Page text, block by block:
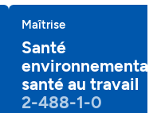
Maîtrise
Santé
santé au travail
2-488-1-0